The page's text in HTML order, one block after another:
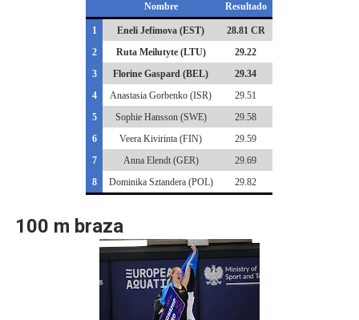
Nombre Resultado
1 Eneli Jefimova (EST)
28.81 CR
2
Ruta Meilutyte (LTU)
29.22
3
Florine Gaspard (BEL)
29.34
4
Anastasia Gorbenko (ISR)
29.51
5
Sophie Hansson (SWE)
29.58
6
Veera Kivirinta (FIN)
29.59
7
Anna Elendt (GER)
29.69
8
Dominika Sztandera (POL) 29.82
100 m braza